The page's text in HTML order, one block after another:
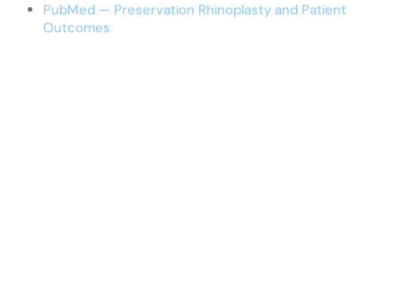
PubMed — Preservation Rhinoplasty and Patient
Outcomes